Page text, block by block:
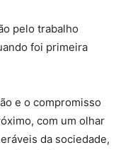
pelo trabalho
foi primeira
e o compromisso
com um olhar
da sociedade,